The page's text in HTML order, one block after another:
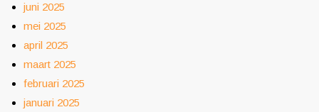
juni 2025
mei 2025
april 2025
maart 2025
februari 2025
januari 2025